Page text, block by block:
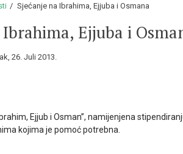
Sjećanje na Ibrahima, Ejjuba i Osmana
Ibrahima, Ejjuba i
26. Juli 2013.
Ejjub i Osman”, namijenjena
kojima je pomoć potrebna.